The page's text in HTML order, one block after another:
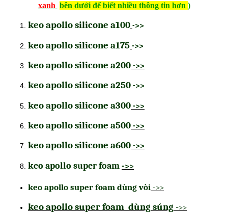
xanh bên dưới để biết nhiều thông tin hơn )
keo apollo silicone a100 ->>
keo apollo silicone a175 ->>
keo apollo silicone a200 ->>
keo apollo silicone a250 ->>
keo apollo silicone a300 ->>
keo apollo silicone a500 ->>
keo apollo silicone a600 ->>
keo apollo super foam->>
keo apollo super foam dùng vòi ->>
keo apollo super foam dùng súng ->>